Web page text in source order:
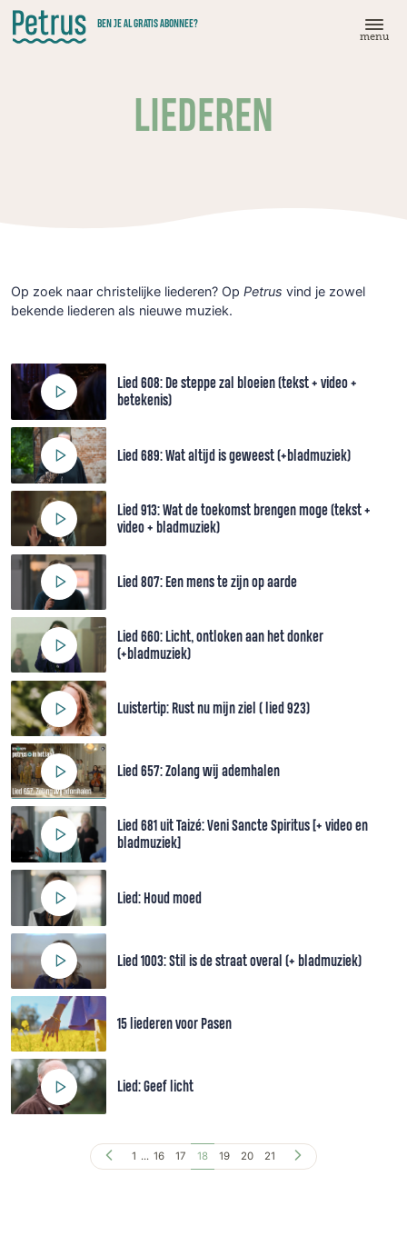
Doorgaan
naar
hoofdinhoud
BEN JE AL GRATIS ABONNEE?
menu
LIEDEREN
Op zoek naar christelijke liederen? Op Petrus vind je zowel
bekende liederen als nieuwe muziek.
Lied 608: De steppe zal bloeien (tekst + video +
betekenis)
Lied 689: Wat altijd is geweest (+bladmuziek)
Lied 913: Wat de toekomst brengen moge (tekst +
video + bladmuziek)
Lied 807: Een mens te zijn op aarde
Lied 660: Licht, ontloken aan het donker
(+bladmuziek)
Luistertip: Rust nu mijn ziel ( lied 923)
Lied 657: Zolang wij ademhalen
Lied 681 uit Taizé: Veni Sancte Spiritus [+ video en
bladmuziek]
Lied: Houd moed
Lied 1003: Stil is de straat overal (+ bladmuziek)
15 liederen voor Pasen
Lied: Geef licht
1 ... 16 17 18 19 20 21